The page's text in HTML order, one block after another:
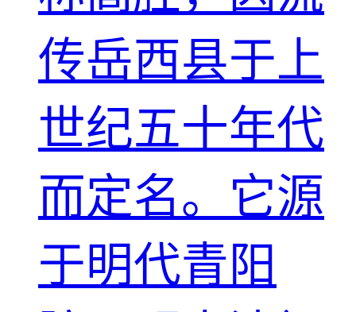
传岳西县于上
世纪五十年代
而定名。它源
于明代青阳